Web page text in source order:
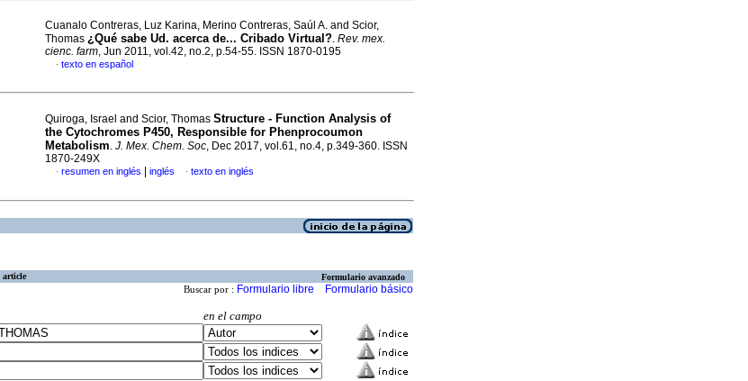
Cuanalo Contreras, Luz Karina, Merino Contreras, Saúl A. and Scior,
Thomas ¿Qué sabe Ud. acerca de... Cribado Virtual?. Rev. mex.
cienc. farm, Jun 2011, vol.42, no.2, p.54-55. ISSN 1870-0195
· texto en español
Quiroga, Israel and Scior, Thomas Structure - Function Analysis of
the Cytochromes P450, Responsible for Phenprocoumon
Metabolism. J. Mex. Chem. Soc, Dec 2017, vol.61, no.4, p.349-360. ISSN
1870-249X
· resumen en inglés inglés · texto en inglés
article Formulario avanzado
Buscar por : Formulario libre Formulario básico
en el campo